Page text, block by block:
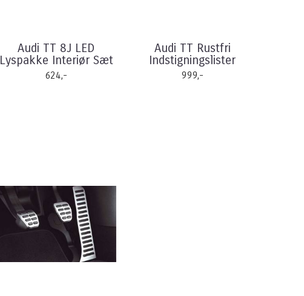
Audi TT 8J LED
Lyspakke Interiør Sæt
624,-
Audi TT Rustfri
Indstigningslister
999,-